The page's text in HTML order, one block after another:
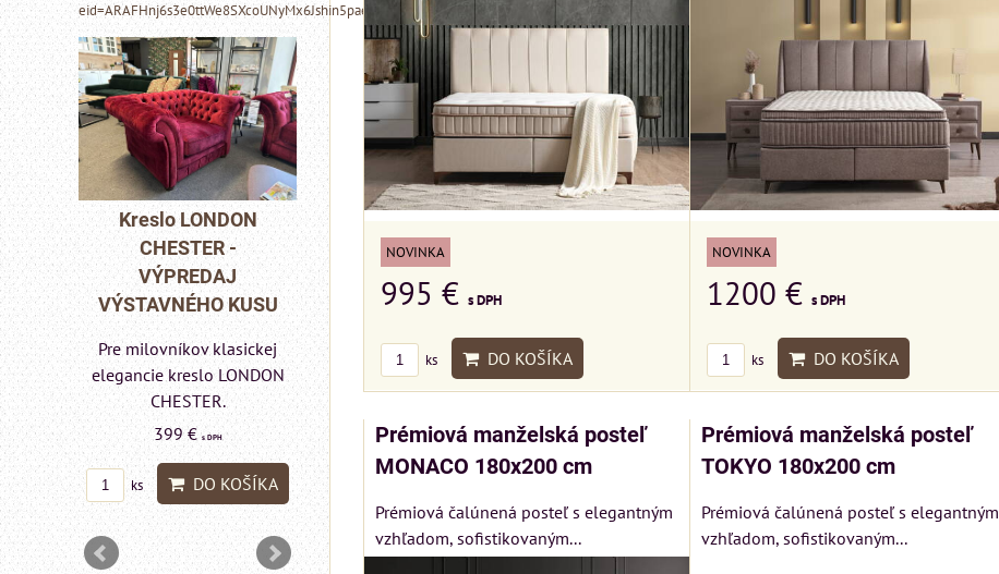
NOVINKA
995 € s DPH
ks DO KOŠÍKA
NOVINKA
1200 € s DPH
ks DO KOŠÍKA
Prémiová manželská posteľ
MONACO 180x200 cm
Prémiová čalúnená posteľ s elegantným
vzhľadom, sofistikovaným...
Prémiová manželská posteľ
TOKYO 180x200 cm
Prémiová čalúnená posteľ s elegantným
vzhľadom, sofistikovaným...
eid=ARAFHnj6s3e0ttWe8SXcoUNyMx6Jshin5paeoIhbe48iQHTkYZ6Xf6xwwJSZBzuPmlN9Fp3bbTLrTV34
MIZAR - talianský
matrac 175x200 cm
Matrac MIZAR od
talianskeho systému
Rinaldi Bed System
ponúka...
699 €s DPH
ks DO KOŠÍKA
CHESTER -
VÝSTAVNÉHO KUSU
Pre milovníkov klasickej
elegancie kreslo a
CHESTER.
599 €s DPH
DO KOŠÍKA
VÝSTAVNÉHO KUSU
Pre milovníkov klasickej
elegancie kreslo LONDON
399 €
MIZAR - talianský
matrac 175x200 cm
talianskeho systému
Rinaldi Bed System
699 €s DPH